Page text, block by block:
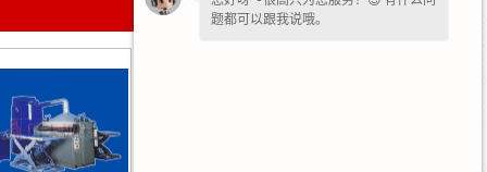
题都可以跟我说哦。